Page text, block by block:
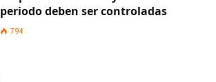
periodo deben ser controladas
794